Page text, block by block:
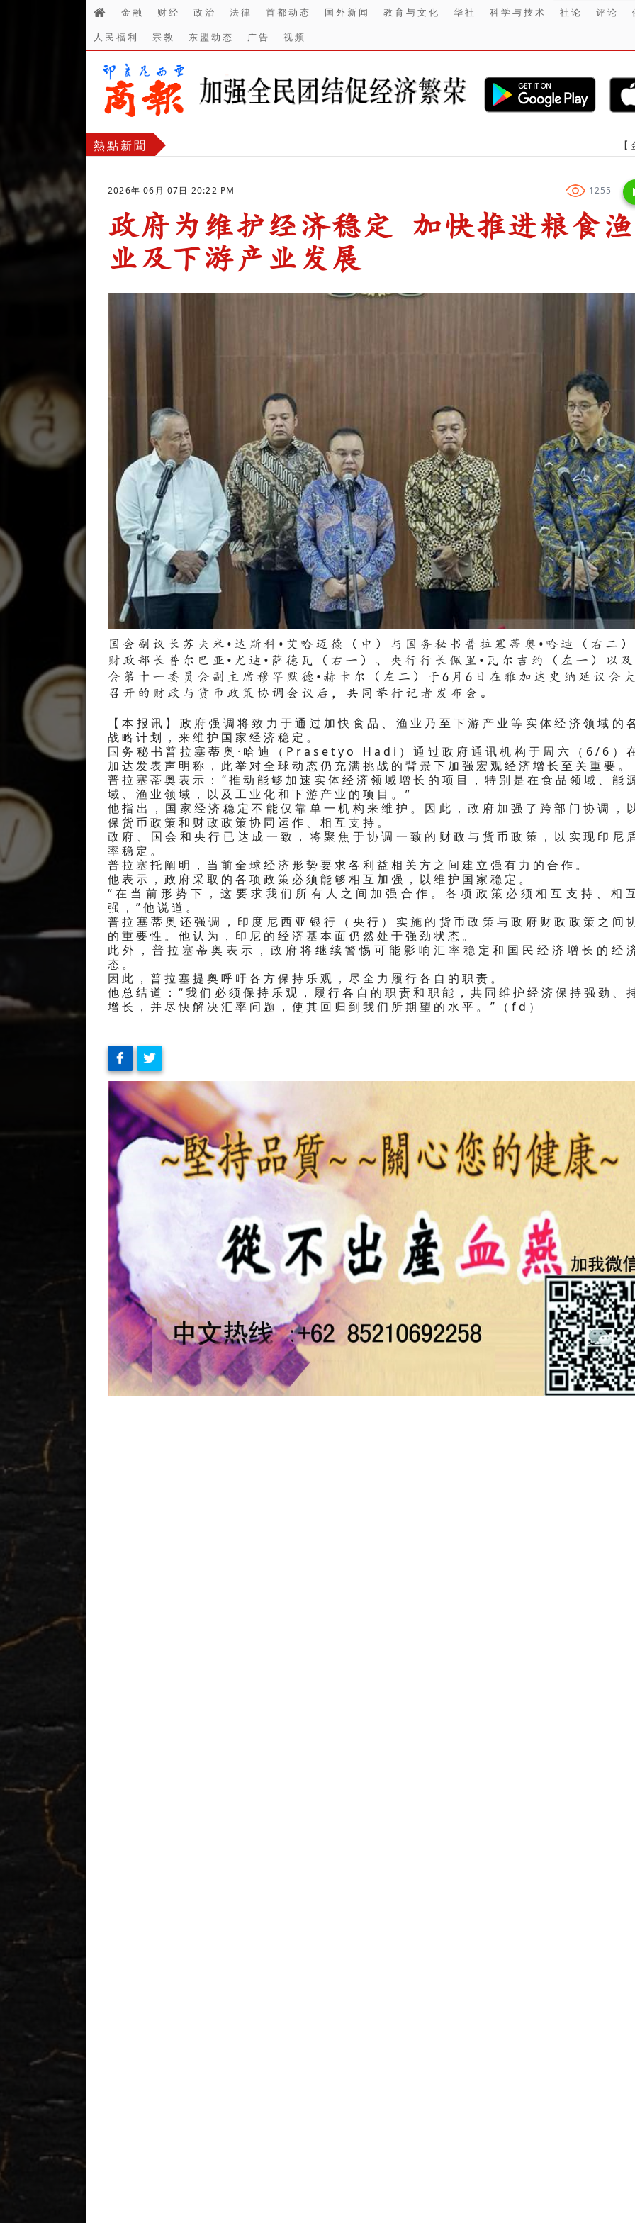
金融 财经 政治 法律 首都动态 国外新闻 教育与文化 华社 科学与技术 社论 评论
人民福利
宗教 东盟动态 广告 视频
熱點新聞 【金融】 IHSG
2026年 06月 07日 20:22 PM 1255
政府为维护经济稳定 加快推进粮食渔
业及下游产业发展
国会副议长苏夫米•达斯科•艾哈迈德（中）与国务秘书普拉塞蒂奥•哈迪（右二
财政部长普尔巴亚•尤迪•萨德瓦（右一）、央行行长佩里•瓦尔吉约（左一）以
会第十一委员会副主席穆罕默德•赫卡尔（左二）于6月6日在雅加达史纳延议会
召开的财政与货币政策协调会议后，共同举行记者发布会。
【本报讯】政府强调将致力于通过加快食品、渔业乃至下游产业等实体经济领域的
战略计划，来维护国家经济稳定。
国务秘书普拉塞蒂奥·哈迪（Prasetyo Hadi）通过政府通讯机构于周六（6/6）
加达发表声明称，此举对全球动态仍充满挑战的背景下加强宏观经济增长至关重要。
普拉塞蒂奥表示：“推动能够加速实体经济领域增长的项目，特别是在食品领域、能
域、渔业领域，以及工业化和下游产业的项目。”
他指出，国家经济稳定不能仅靠单一机构来维护。因此，政府加强了跨部门协调，
保货币政策和财政政策协同运作、相互支持。
政府、国会和央行已达成一致，将聚焦于协调一致的财政与货币政策，以实现印尼
率稳定。
普拉塞托阐明，当前全球经济形势要求各利益相关方之间建立强有力的合作。
他表示，政府采取的各项政策必须能够相互加强，以维护国家稳定。
“在当前形势下，这要求我们所有人之间加强合作。各项政策必须相互支持、相
强，”他说道。
普拉塞蒂奥还强调，印度尼西亚银行（央行）实施的货币政策与政府财政政策之间
的重要性。他认为，印尼的经济基本面仍然处于强劲状态。
此外，普拉塞蒂奥表示，政府将继续警惕可能影响汇率稳定和国民经济增长的经
态。
因此，普拉塞提奥呼吁各方保持乐观，尽全力履行各自的职责。
他总结道：“我们必须保持乐观，履行各自的职责和职能，共同维护经济保持强劲、
增长，并尽快解决汇率问题，使其回归到我们所期望的水平。”（fd）